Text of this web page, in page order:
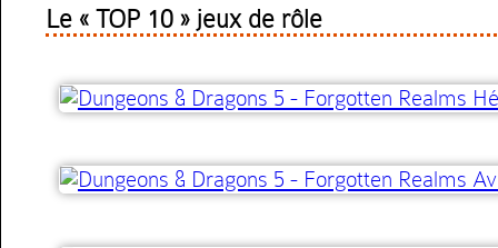
Le « TOP 10 » jeux de rôle